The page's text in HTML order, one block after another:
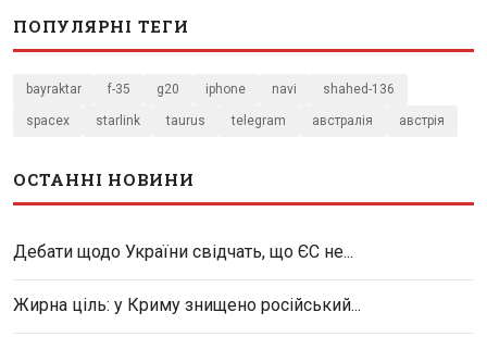
ПОПУЛЯРНІ ТЕГИ
bayraktar f-35 g20 iphone navi shahed-136
spacex starlink taurus telegram австралія австрія
ОСТАННІ НОВИНИ
Дебати щодо України свідчать, що ЄС не...
Жирна ціль: у Криму знищено російський...